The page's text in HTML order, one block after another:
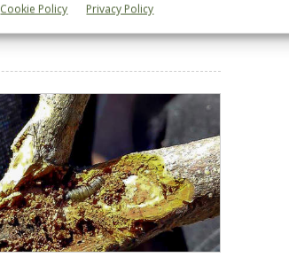
Cookie Policy Privacy Policy